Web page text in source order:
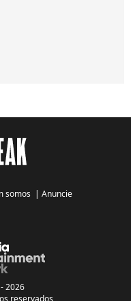
somos | Anuncie
2026
reservados